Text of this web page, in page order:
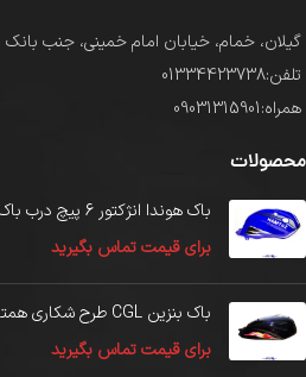
گیلان، خمام، خیابان امام خمینی، جنب
تلفن:01334423738
همراه:09031315901
محصولات
باک هوندا انژکتور 6 پیچ درب باک بزرگ
برای قیمت تماس بگیرید
باک بنزین CGL طرح شکاری همتاز آتشی
برای قیمت تماس بگیرید